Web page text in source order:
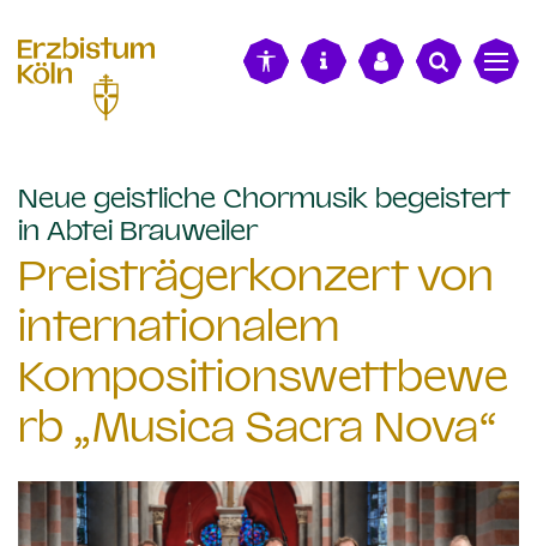
Neue geistliche Chormusik begeistert
in Abtei Brauweiler:
Preisträgerkonzert von
internationalem
Kompositionswettbewe
rb „Musica Sacra Nova“